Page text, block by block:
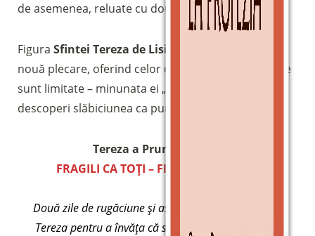
de asemenea, reluate cu două date în iunie și iulie.
Figura Sfintei Tereza de Lisieux
nouă plecare, oferind celor care se înscriu – locurile
sunt limitate – minunata ei „mică cale” de a
descoperi slăbiciunea ca punct de forță.
Tereza a Pruncului Isus
FRAGILI CA TOȚI – FERICIȚI CA PUȚINI
Două zile de rugăciune și ascultare la școala Sfintei
Tereza pentru a învăța că slăbiciunea noastră este
(clicca per copiare)